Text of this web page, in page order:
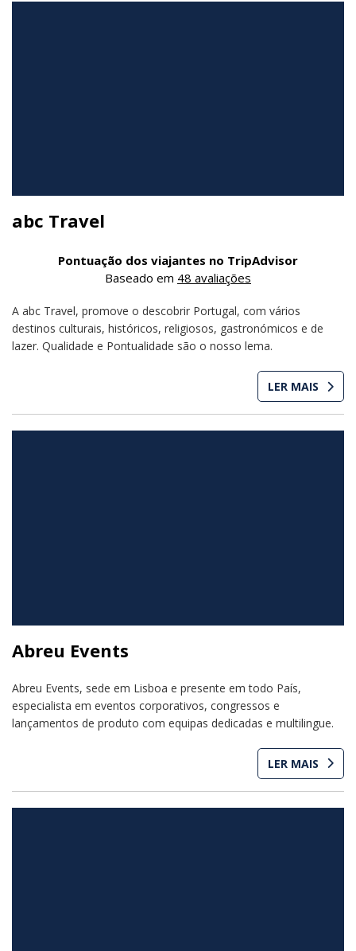
abc Travel
Pontuação dos viajantes no TripAdvisor
Baseado em 48 avaliações
A abc Travel, promove o descobrir Portugal, com vários
destinos culturais, históricos, religiosos, gastronómicos e de
lazer. Qualidade e Pontualidade são o nosso lema.
LER MAIS
Abreu Events
Abreu Events, sede em Lisboa e presente em todo País,
especialista em eventos corporativos, congressos e
lançamentos de produto com equipas dedicadas e multilingue.
LER MAIS